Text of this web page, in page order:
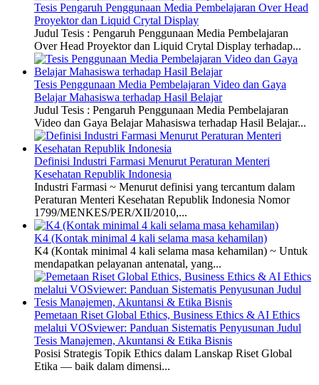
Tesis Pengaruh Penggunaan Media Pembelajaran Over Head
Proyektor dan Liquid Crytal Display
Judul Tesis : Pengaruh Penggunaan Media Pembelajaran
Over Head Proyektor dan Liquid Crytal Display terhadap...
Tesis Penggunaan Media Pembelajaran Video dan Gaya
Belajar Mahasiswa terhadap Hasil Belajar
Judul Tesis : Pengaruh Penggunaan Media Pembelajaran
Video dan Gaya Belajar Mahasiswa terhadap Hasil Belajar...
Definisi Industri Farmasi Menurut Peraturan Menteri
Kesehatan Republik Indonesia
Industri Farmasi ~ Menurut definisi yang tercantum dalam
Peraturan Menteri Kesehatan Republik Indonesia Nomor
1799/MENKES/PER/XII/2010,...
K4 (Kontak minimal 4 kali selama masa kehamilan)
K4 (Kontak minimal 4 kali selama masa kehamilan) ~ Untuk
mendapatkan pelayanan antenatal, yang...
Pemetaan Riset Global Ethics, Business Ethics & AI Ethics
melalui VOSviewer: Panduan Sistematis Penyusunan Judul
Tesis Manajemen, Akuntansi & Etika Bisnis
Posisi Strategis Topik Ethics dalam Lanskap Riset Global
Etika — baik dalam dimensi...